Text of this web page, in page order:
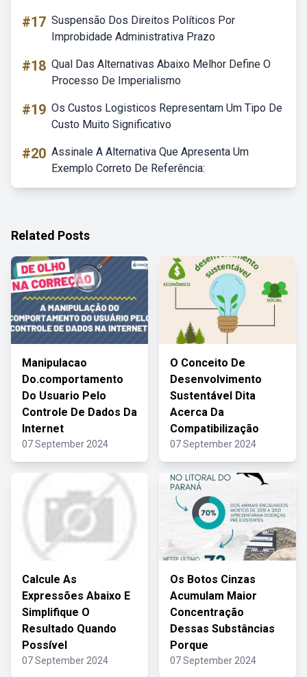
#17 Suspensão Dos Direitos Políticos Por
Improbidade Administrativa Prazo
#18 Qual Das Alternativas Abaixo Melhor Define O
Processo De Imperialismo
#19 Os Custos Logisticos Representam Um Tipo De
Custo Muito Significativo
#20 Assinale A Alternativa Que Apresenta Um
Exemplo Correto De Referência:
Related Posts
Manipulacao
Do.comportamento
Do Usuario Pelo
Controle De Dados Da
Internet
07 September 2024
O Conceito De
Desenvolvimento
Sustentável Dita
Acerca Da
Compatibilização
07 September 2024
Calcule As
Expressões Abaixo E
Simplifique O
Resultado Quando
Possível
07 September 2024
Os Botos Cinzas
Acumulam Maior
Concentração
Dessas Substâncias
Porque
07 September 2024